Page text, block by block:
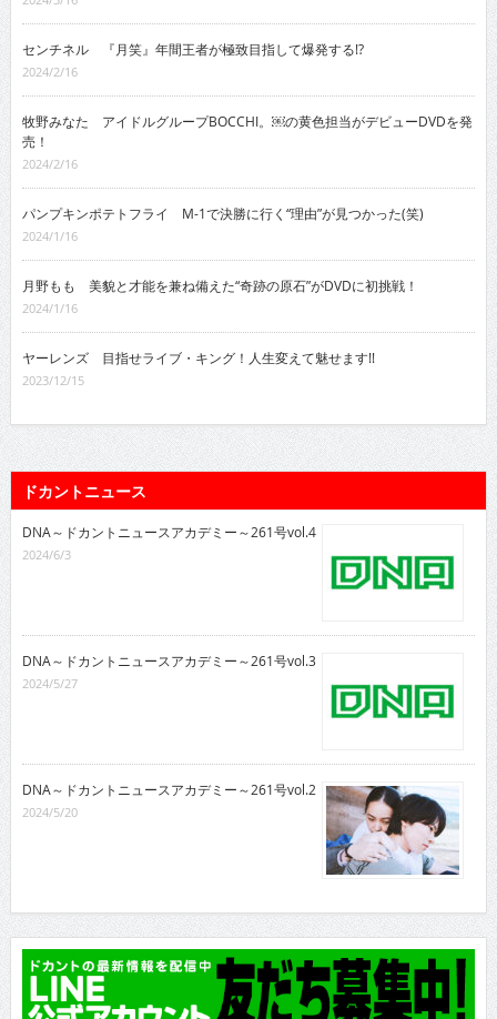
センチネル 『月笑』年間王者が極致目指して爆発する!?
2024/2/16
牧野みなた アイドルグループBOCCHI。￼の黄色担当がデビューDVDを発
売！
2024/2/16
パンプキンポテトフライ M-1で決勝に行く“理由”が見つかった(笑)
2024/1/16
月野もも 美貌と才能を兼ね備えた“奇跡の原石”がDVDに初挑戦！
2024/1/16
ヤーレンズ 目指せライブ・キング！人生変えて魅せます!!
2023/12/15
ドカントニュース
DNA～ドカントニュースアカデミー～261号vol.4
2024/6/3
DNA～ドカントニュースアカデミー～261号vol.3
2024/5/27
DNA～ドカントニュースアカデミー～261号vol.2
2024/5/20